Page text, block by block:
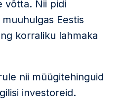
võtta. Nii pidi
Eestis
korraliku lahmaka
nii müügitehinguid
investoreid.